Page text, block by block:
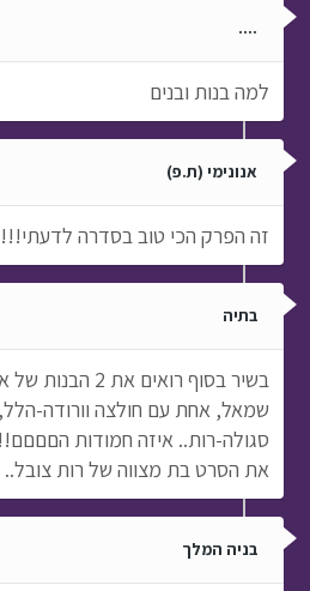
....
למה בנות ובנים
אנונימי (ת.פ)
זה הפרק הכי טוב בסדרה
בתיה
בשיר בסוף רואים
שמאל, אחת עם חולצה וורודה-
סגולה-רות.. איזה חמודות
את הסרט בת מצווה של רות צובל..
בניה המלך